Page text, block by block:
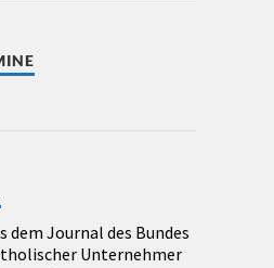
dem Journal des Bundes
Unternehmer